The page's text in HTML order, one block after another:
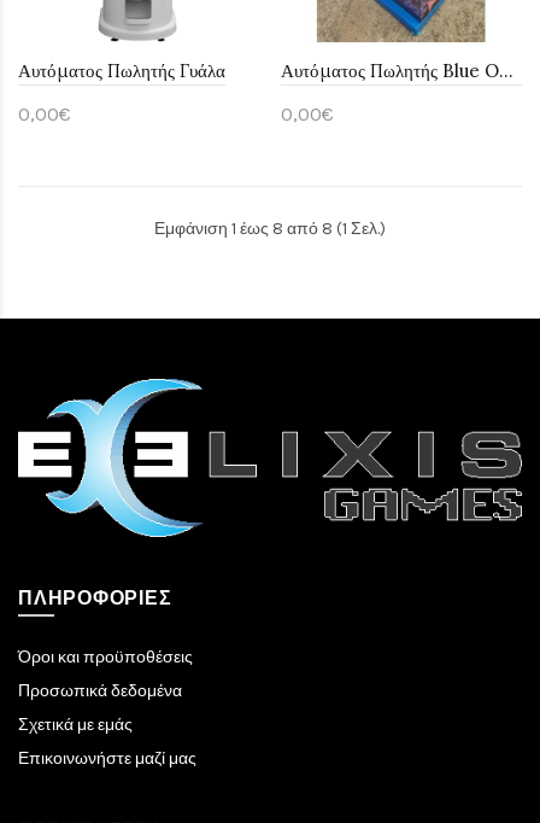
Αυτόματος Πωλητής Γυάλα
0,00€
Αυτόματος Πωλητής Blue Ocean
0,00€
Εμφάνιση 1 έως 8 από 8 (1 Σελ.)
ΠΛΗΡΟΦΟΡΊΕΣ
Όροι και προϋποθέσεις
Προσωπικά δεδομένα
Σχετικά με εμάς
Επικοινωνήστε μαζί μας